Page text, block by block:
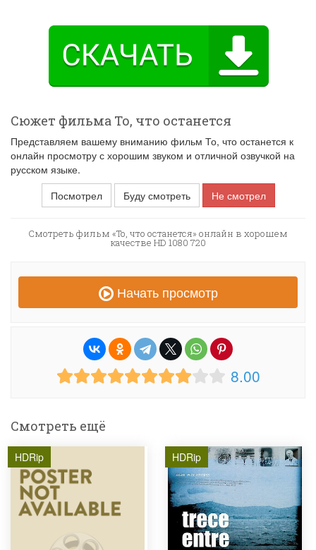
Сюжет фильма То, что останется
Представляем вашему вниманию фильм То, что останется к
онлайн просмотру с хорошим звуком и отличной озвучкой на
русском языке.
Посмотрел
Буду смотреть Не смотрел
Смотреть фильм «То, что останется» онлайн в хорошем
качестве HD 1080 720
Начать просмотр
8.00
Смотреть ещё
HDRip HDRip